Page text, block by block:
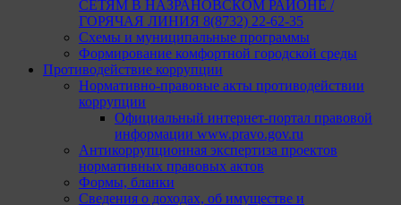
СЕТЯМ В НАЗРАНОВСКОМ РАЙОНЕ /
ГОРЯЧАЯ ЛИНИЯ 8(8732) 22-62-35
Схемы и муниципальные программы
Формирование комфортной городской среды
Противодействие коррупции
Нормативно-правовые акты противодействии
коррупции
Официальный интернет-портал правовой
информации www.pravo.gov.ru
Антикоррупционная экспертиза проектов
нормативных правовых актов
Формы, бланки
Сведения о доходах, об имуществе и